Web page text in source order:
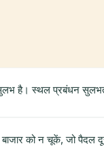
है। स्थल प्रबंधन सुलभता
को न चूकें, जो पैदल